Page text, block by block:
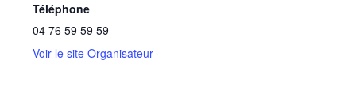
Téléphone
04 76 59 59 59
Voir le site Organisateur